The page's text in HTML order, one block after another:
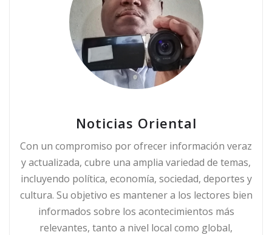
Noticias Oriental
Con un compromiso por ofrecer información veraz
y actualizada, cubre una amplia variedad de temas,
incluyendo política, economía, sociedad, deportes y
cultura. Su objetivo es mantener a los lectores bien
informados sobre los acontecimientos más
relevantes, tanto a nivel local como global,